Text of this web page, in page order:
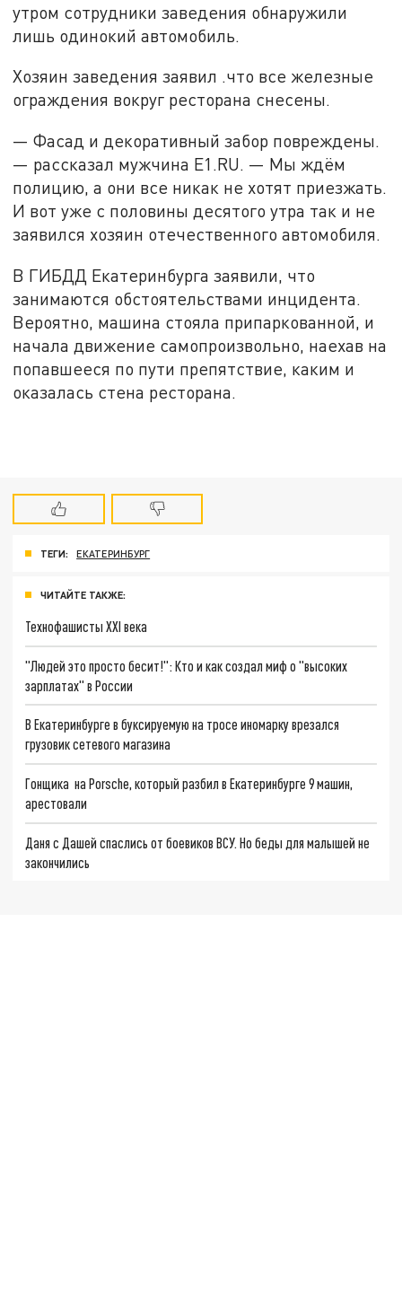
утром сотрудники заведения обнаружили
лишь одинокий автомобиль.
Хозяин заведения заявил .что все железные
ограждения вокруг ресторана снесены.
— Фасад и декоративный забор повреждены.
— рассказал мужчина Е1.RU. — Мы ждём
полицию, а они все никак не хотят приезжать.
И вот уже с половины десятого утра так и не
заявился хозяин отечественного автомобиля.
В ГИБДД Екатеринбурга заявили, что
занимаются обстоятельствами инцидента.
Вероятно, машина стояла припаркованной, и
начала движение самопроизвольно, наехав на
попавшееся по пути препятствие, каким и
оказалась стена ресторана.
ТЕГИ: ЕКАТЕРИНБУРГ
ЧИТАЙТЕ ТАКЖЕ:
Технофашисты XXI века
"Людей это просто бесит!": Кто и как создал миф о "высоких
зарплатах" в России
В Екатеринбурге в буксируемую на тросе иномарку врезался
грузовик сетевого магазина
Гонщика на Porsche, который разбил в Екатеринбурге 9 машин,
арестовали
Даня с Дашей спаслись от боевиков ВСУ. Но беды для малышей не
закончились